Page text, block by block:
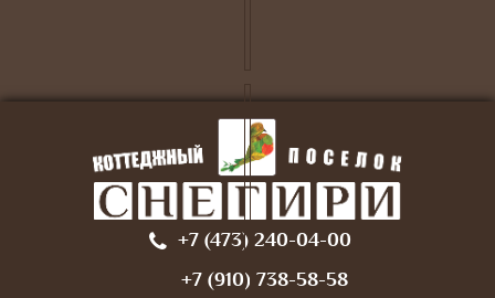
+7 (473) 240-04-00
+7 (910) 738-58-58